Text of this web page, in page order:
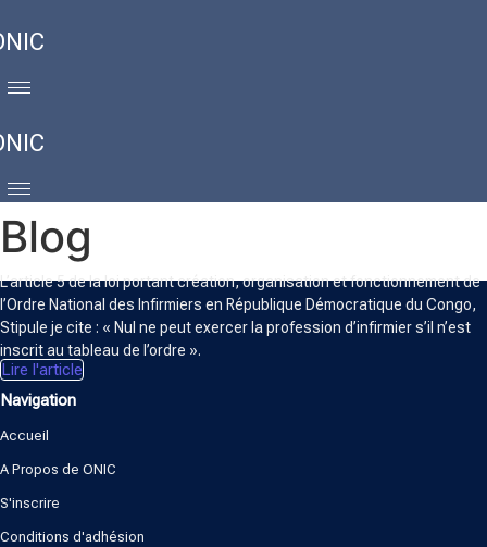
Blog
L’article 5 de la loi portant création, organisation et fonctionnement de
l’Ordre National des Infirmiers en République Démocratique du Congo,
Stipule je cite : « Nul ne peut exercer la profession d’infirmier s’il n’est
inscrit au tableau de l’ordre ».
Lire l'article
Navigation
Accueil
A Propos de ONIC
S'inscrire
Conditions d'adhésion